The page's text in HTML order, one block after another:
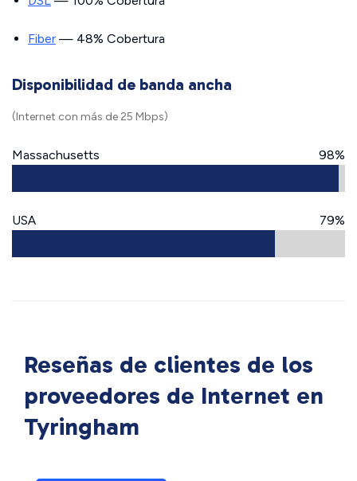
Fiber — 48% Cobertura
Disponibilidad de banda ancha
(Internet con más de 25 Mbps)
Massachusetts 98%
USA 79%
Reseñas de clientes de los
proveedores de Internet en
Tyringham